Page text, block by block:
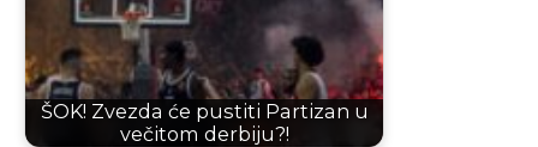
ŠOK! Zvezda će pustiti Partizan u
večitom derbiju?!